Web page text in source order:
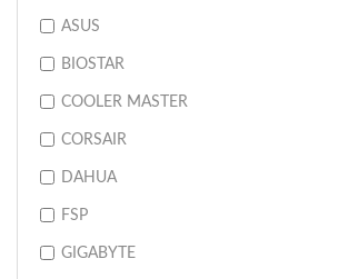
ASUS
BIOSTAR
COOLER MASTER
CORSAIR
DAHUA
FSP
GIGABYTE